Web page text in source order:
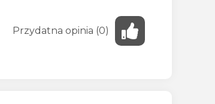
Przydatna opinia (0)